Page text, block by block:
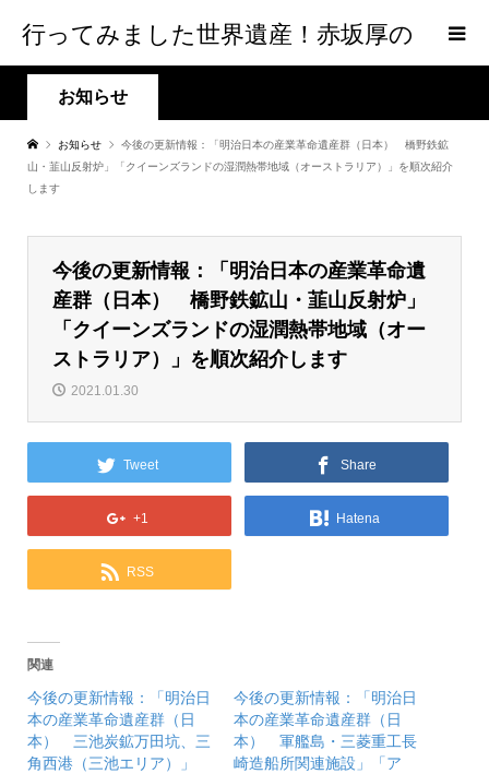
行ってみました世界遺産！赤坂厚の
world Heritage
お知らせ
お知らせ
今後の更新情報：「明治日本の産業革命遺産群（日本） 橋野鉄鉱
山・韮山反射炉」「クイーンズランドの湿潤熱帯地域（オーストラリア）」を順次紹介
します
今後の更新情報：「明治日本の産業革命遺
産群（日本） 橋野鉄鉱山・韮山反射炉」
「クイーンズランドの湿潤熱帯地域（オー
ストラリア）」を順次紹介します
2021.01.30
Tweet Share
+1 Hatena
RSS
関連
今後の更新情報：「明治日
本の産業革命遺産群（日
本） 三池炭鉱万田坑、三
角西港（三池エリア）」
今後の更新情報：「明治日
本の産業革命遺産群（日
本） 軍艦島・三菱重工長
崎造船所関連施設」「ア